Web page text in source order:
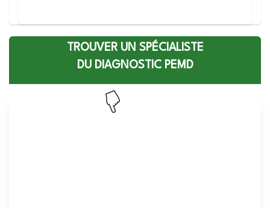
TROUVER UN SPÉCIALISTE
DU DIAGNOSTIC PEMD